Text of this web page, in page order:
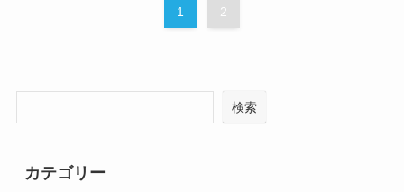
1 2
検索
カテゴリー